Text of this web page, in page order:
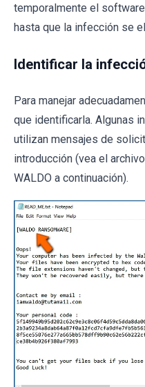
temporalmente el
hasta que la infección se
Identificar la
Para manejar
que identificarla. Algunas
utilizan mensajes de
introducción (vea el
WALDO a continuación).